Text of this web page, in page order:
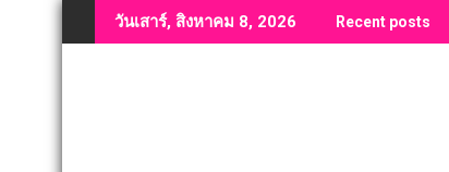
to
วันเสาร์, สิงหาคม 8, 2026 Recent posts